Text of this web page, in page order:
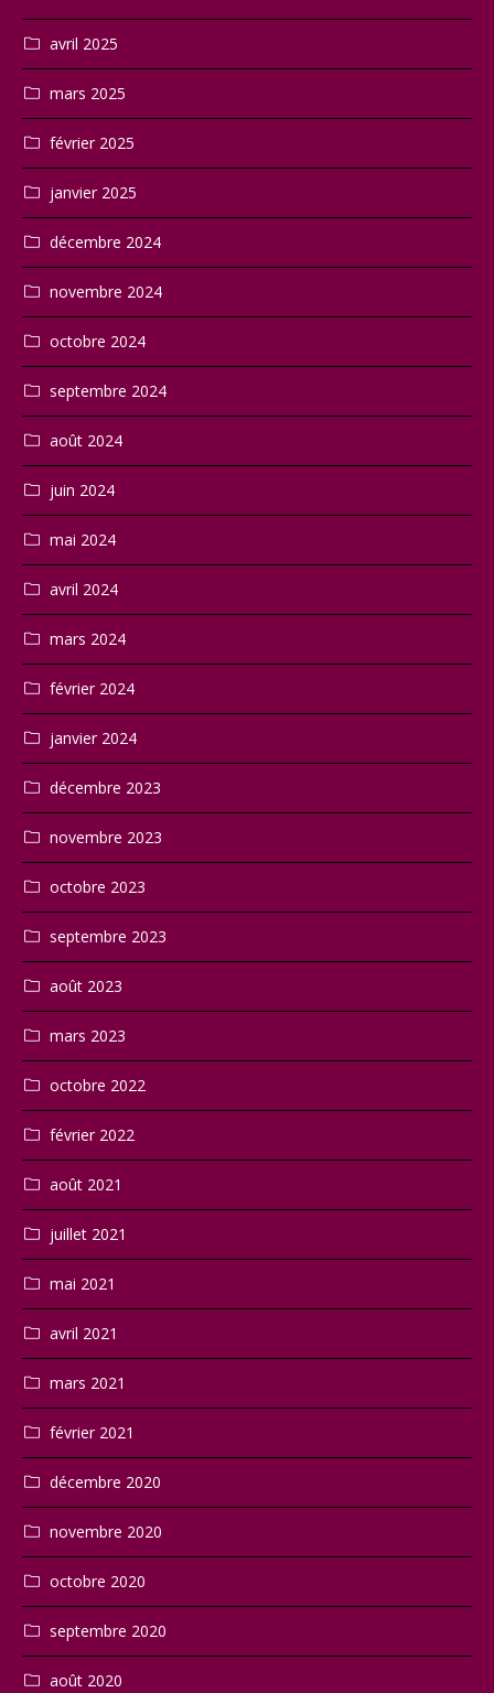
avril 2025
mars 2025
février 2025
janvier 2025
décembre 2024
novembre 2024
octobre 2024
septembre 2024
août 2024
juin 2024
mai 2024
avril 2024
mars 2024
février 2024
janvier 2024
décembre 2023
novembre 2023
octobre 2023
septembre 2023
août 2023
mars 2023
octobre 2022
février 2022
août 2021
juillet 2021
mai 2021
avril 2021
mars 2021
février 2021
décembre 2020
novembre 2020
octobre 2020
septembre 2020
août 2020